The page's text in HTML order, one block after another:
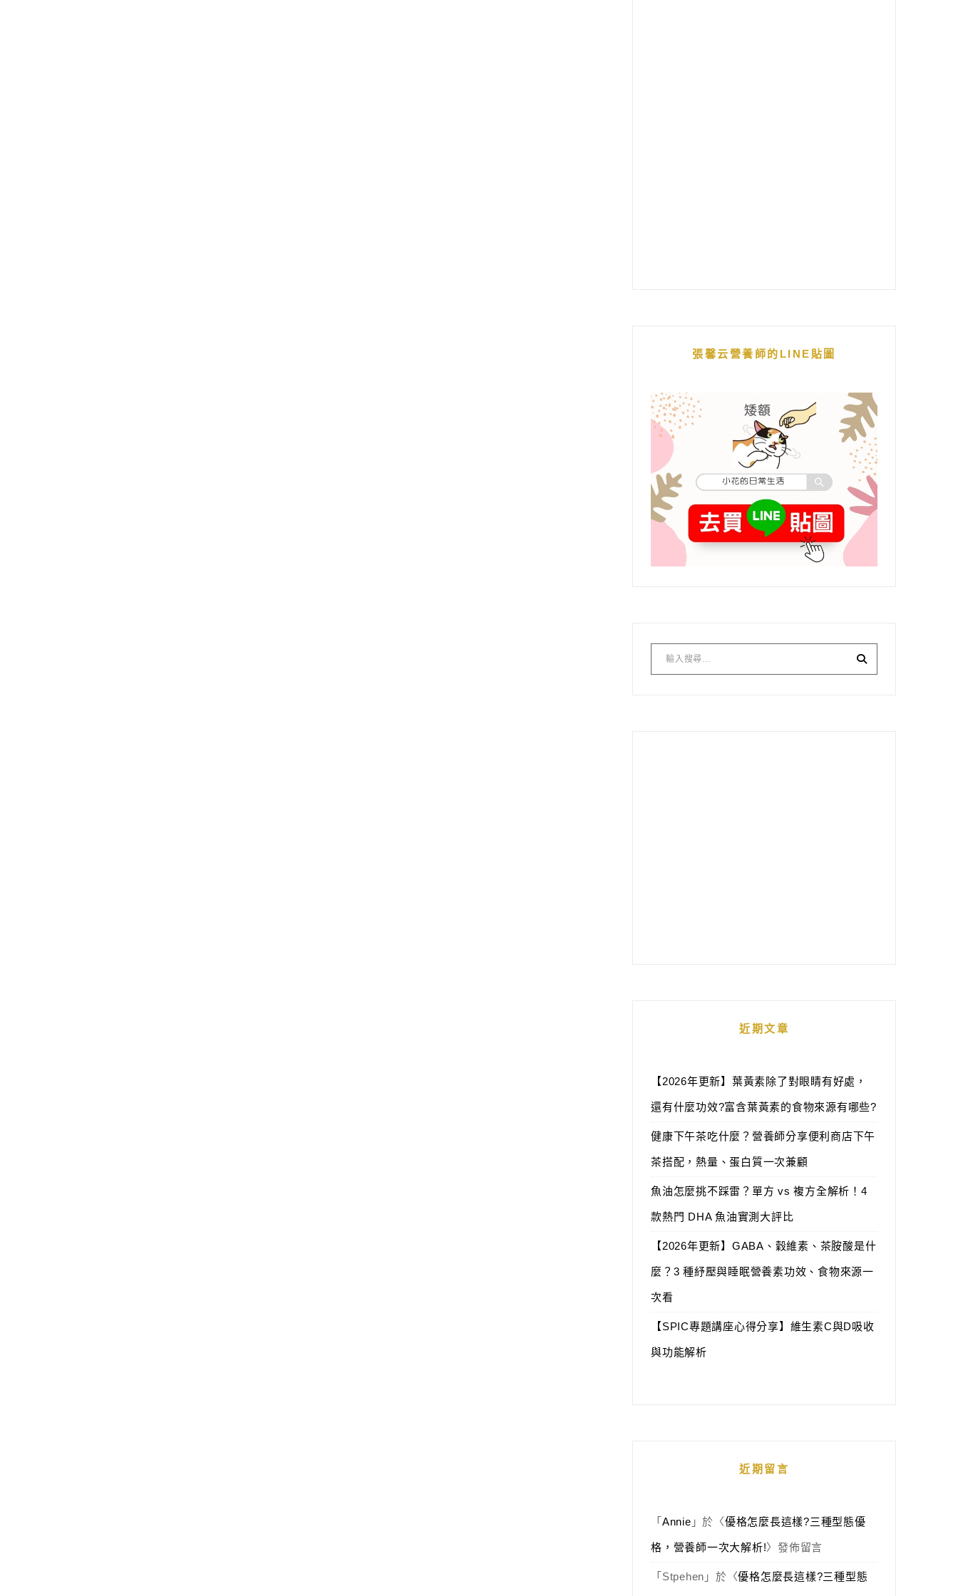
張馨云營養師的LINE貼圖
近期文章
【2026年更新】葉黃素除了對眼睛有好處，
還有什麼功效?富含葉黃素的食物來源有哪些?
健康下午茶吃什麼？營養師分享便利商店下午
茶搭配，熱量、蛋白質一次兼顧
魚油怎麼挑不踩雷？單方 vs 複方全解析！4
款熱門 DHA 魚油實測大評比
【2026年更新】GABA、穀維素、茶胺酸是什
麼？3 種紓壓與睡眠營養素功效、食物來源一
次看
【SPIC專題講座心得分享】維生素C與D吸收
與功能解析
近期留言
「 Annie 」於〈優格怎麼長這樣?三種型態優
格，營養師一次大解析!〉發佈留言
「 Stpehen 」於〈優格怎麼長這樣?三種型態